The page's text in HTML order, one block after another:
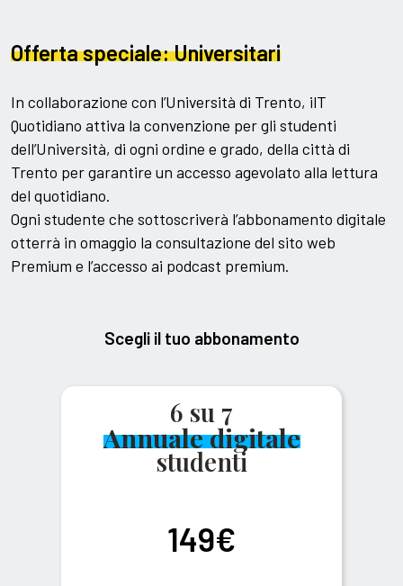
Offerta speciale: Universitari
In collaborazione con l’Università di Trento, ilT
Quotidiano attiva la convenzione per gli studenti
dell’Università, di ogni ordine e grado, della città di
Trento per garantire un accesso agevolato alla lettura
del quotidiano.
Ogni studente che sottoscriverà l’abbonamento digitale
otterrà in omaggio la consultazione del sito web
Premium e l’accesso ai podcast premium.
Scegli il tuo abbonamento
6 su 7
Annuale digitale
studenti
149€